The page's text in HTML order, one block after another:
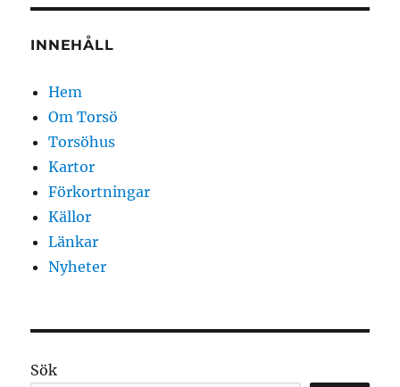
INNEHÅLL
Hem
Om Torsö
Torsöhus
Kartor
Förkortningar
Källor
Länkar
Nyheter
Sök